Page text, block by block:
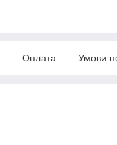
Оплата Умови